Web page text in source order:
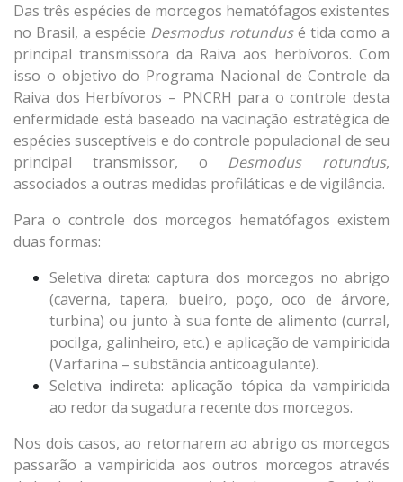
Das três espécies de morcegos hematófagos existentes
no Brasil, a espécie Desmodus rotundusé tida como a
principal transmissora da Raiva aos herbívoros. Com
isso o objetivo do Programa Nacional de Controle da
Raiva dos Herbívoros – PNCRH para o controle desta
enfermidade está baseado na vacinação estratégica de
espécies susceptíveis e do controle populacional de seu
principal transmissor, o Desmodus rotundus,
associados a outras medidas profiláticas e de vigilância.
Para o controle dos morcegos hematófagos existem
duas formas:
Seletiva direta: captura dos morcegos no abrigo
(caverna, tapera, bueiro, poço, oco de árvore,
turbina) ou junto à sua fonte de alimento (curral,
pocilga, galinheiro, etc.) e aplicação de vampiricida
(Varfarina – substância anticoagulante).
Seletiva indireta: aplicação tópica da vampiricida
ao redor da sugadura recente dos morcegos.
Nos dois casos, ao retornarem ao abrigo os morcegos
passarão a vampiricida aos outros morcegos através